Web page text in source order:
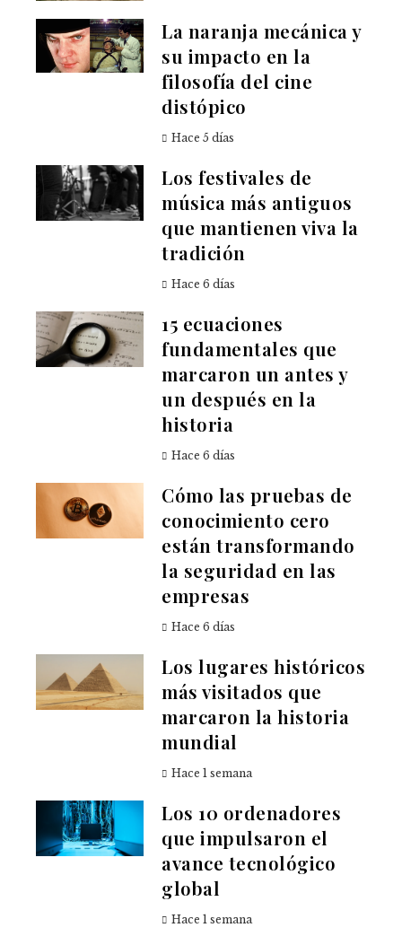
La naranja mecánica y
su impacto en la
filosofía del cine
distópico
Hace 5 días
Los festivales de
música más antiguos
que mantienen viva la
tradición
Hace 6 días
15 ecuaciones
fundamentales que
marcaron un antes y
un después en la
historia
Hace 6 días
Cómo las pruebas de
conocimiento cero
están transformando
la seguridad en las
empresas
Hace 6 días
Los lugares históricos
más visitados que
marcaron la historia
mundial
Hace 1 semana
Los 10 ordenadores
que impulsaron el
avance tecnológico
global
Hace 1 semana